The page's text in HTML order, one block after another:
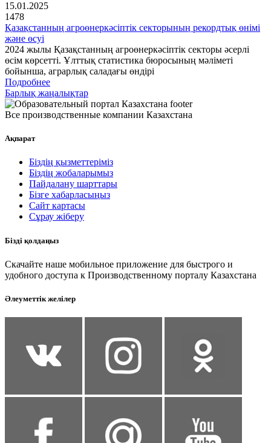
15.01.2025
1478
Қазақстанның агроөнеркәсіптік секторының рекордтық өнімі
және өсуі
2024 жылы Қазақстанның агроөнеркәсіптік секторы әсерлі
өсім көрсетті. Ұлттық статистика бюросының мәліметі
бойынша, аграрлық саладағы өндірі
Подробнее
Барлық жаңалықтар
Все производственные компании Казахстана
Ақпарат
Біздің қызметтеріміз
Біздің жобаларымыз
Пайдалану шарттары
Бізге хабарласыңыз
Сайт картасы
Сұрау жіберу
Бізді қолдаңыз
Скачайте наше мобильное приложение для быстрого и
удобного доступа к Производственному порталу Казахстана
Әлеуметтік желілер